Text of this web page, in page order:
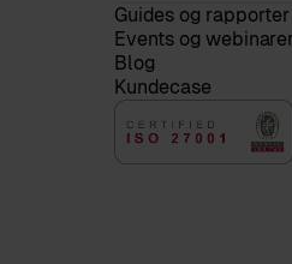
Guides og rapporter
Events og webinarer
Blog
Kundecase